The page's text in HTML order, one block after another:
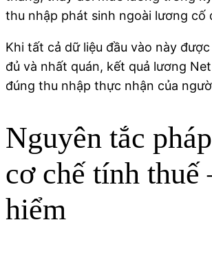
thu nhập phát sinh ngoài lương cố
Khi tất cả dữ liệu đầu vào này
đủ và nhất quán, kết quả lương
đúng thu nhập thực nhận của
Nguyên tắc
cơ chế tính thuế
hiểm